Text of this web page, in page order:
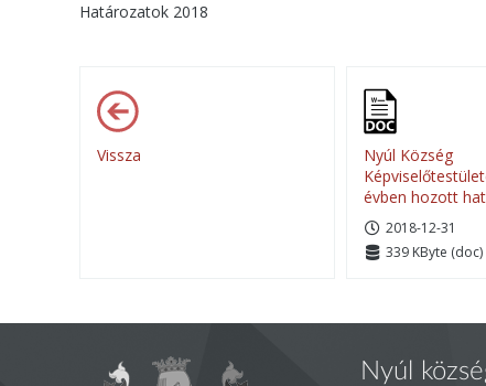
Határozatok 2018
Vissza
Nyúl Község
évben hozott
2018-12-31
339 KByte (doc)
Nyúl